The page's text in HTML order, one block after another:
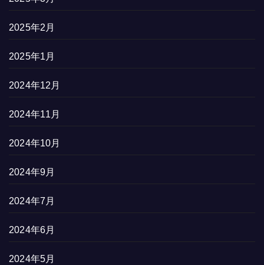
2025年2月
2025年1月
2024年12月
2024年11月
2024年10月
2024年9月
2024年7月
2024年6月
2024年5月